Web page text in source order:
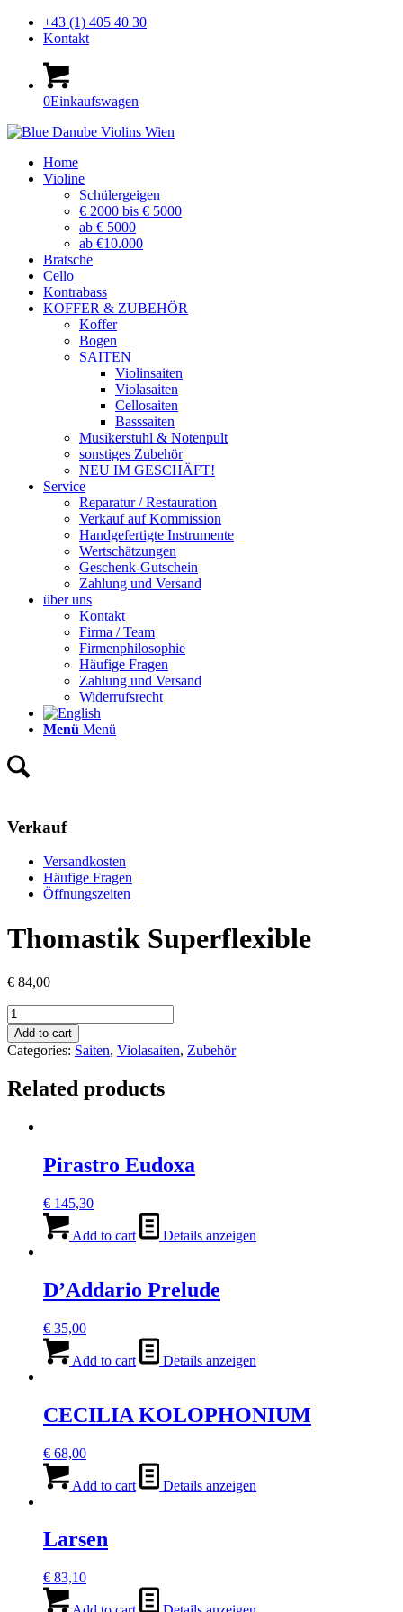
+43 (1) 405 40 30
Kontakt
0Einkaufswagen
Home
Violine
Schülergeigen
€ 2000 bis € 5000
ab € 5000
ab €10.000
Bratsche
Cello
Kontrabass
KOFFER & ZUBEHÖR
Koffer
Bogen
SAITEN
Violinsaiten
Violasaiten
Cellosaiten
Basssaiten
Musikerstuhl & Notenpult
sonstiges Zubehör
NEU IM GESCHÄFT!
Service
Reparatur / Restauration
Verkauf auf Kommission
Handgefertigte Instrumente
Wertschätzungen
Geschenk-Gutschein
Zahlung und Versand
über uns
Kontakt
Firma / Team
Firmenphilosophie
Häufige Fragen
Zahlung und Versand
Widerrufsrecht
Menü Menü
Verkauf
Versandkosten
Häufige Fragen
Öffnungszeiten
Thomastik Superflexible
€ 84,00
Thomastik
Superflexible
quantity
Add to cart
Categories: Saiten, Violasaiten, Zubehör
Related products
Pirastro Eudoxa
€ 145,30
Add to cart Details anzeigen
D’Addario Prelude
€ 35,00
Add to cart Details anzeigen
CECILIA KOLOPHONIUM
€ 68,00
Add to cart Details anzeigen
Larsen
€ 83,10